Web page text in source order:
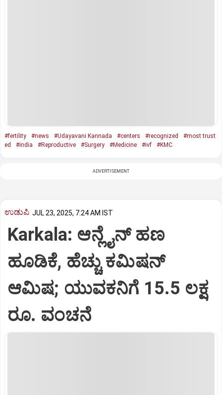
#fertility #news #Udayavani Kannada #centers #recognized
#most trust
ed
#india #Reproductive #Surgery #Medicine #ivf #KMC
ADVERTISEMENT
ಉಡುಪಿ JUL 23, 2025, 7:24 AM IST
Karkala: ಆನ್ಲೈನ್‌ ಹಣ
ಹೂಡಿಕೆ, ಹೆಚ್ಚು ಕಮಿಷನ್‌
ಆಮಿಷ; ಯುವಕನಿಗೆ 15.5 ಲಕ್ಷ
ರೂ. ವಂಚನೆ